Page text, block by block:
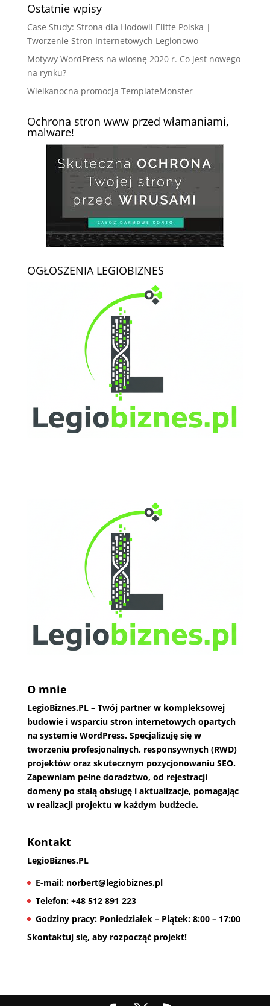
Ostatnie wpisy
Case Study: Strona dla Hodowli Elitte Polska |
Tworzenie Stron Internetowych Legionowo
Motywy WordPress na wiosnę 2020 r. Co jest nowego
na rynku?
Wielkanocna promocja TemplateMonster
Ochrona stron www przed włamaniami,
malware!
OGŁOSZENIA LEGIOBIZNES
O mnie
LegioBiznes.PL– Twój partner w kompleksowej
budowie i wsparciu stron internetowych opartych
na systemie WordPress. Specjalizuję się w
tworzeniu profesjonalnych, responsywnych (RWD)
projektów oraz skutecznym pozycjonowaniu SEO.
Zapewniam pełne doradztwo, od rejestracji
domeny po stałą obsługę i aktualizacje, pomagając
w realizacji projektu w każdym budżecie.
Kontakt
LegioBiznes.PL
E-mail:norbert@legiobiznes.pl
Telefon:+48 512 891 223
Godziny pracy:Poniedziałek – Piątek: 8:00 – 17:00
Skontaktuj się, aby rozpocząć projekt!